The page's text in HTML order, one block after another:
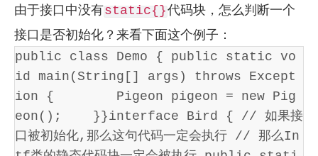
由于接口中没有static{}代码块，怎么判断一个
接口是否初始化？来看下面这个例子：
public class Demo { public static vo
id main(String[] args) throws Except
ion {        Pigeon pigeon = new Pig
eon();    }}interface Bird { // 如果接
口被初始化,那么这句代码一定会执行 // 那么In